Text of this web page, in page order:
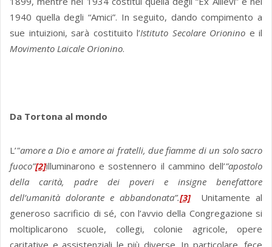
1940 quella degli “Amici”. In seguito, dando compimento a
sue intuizioni, sarà costituito l’Istituto Secolare Orionino e il
Movimento Laicale Orionino.
Da Tortona al mondo
L’"amore a Dio e amore ai fratelli, due fiamme di un solo sacro
fuoco”[2]illuminarono e sostennero il cammino dell’”apostolo
della carità, padre dei poveri e insigne benefattore
dell’umanità dolorante e abbandonata”.[3]
Unitamente al
generoso sacrificio di sé, con l’avvio della Congregazione si
moltiplicarono scuole, collegi, colonie agricole, opere